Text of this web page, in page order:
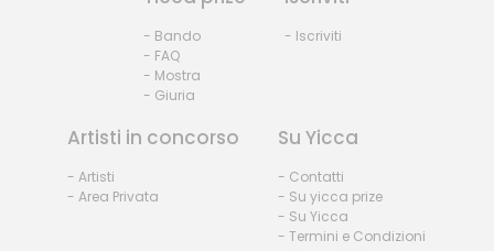
- Bando
- FAQ
- Mostra
- Giuria
- Iscriviti
Artisti in concorso
- Artisti
- Area Privata
Su Yicca
- Contatti
- Su yicca prize
- Su Yicca
- Termini e Condizioni